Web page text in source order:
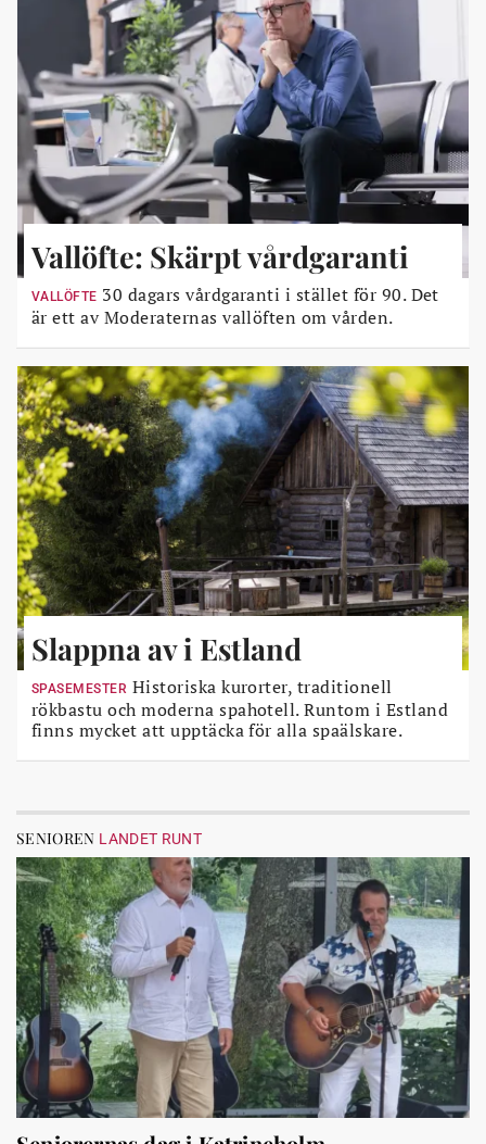
Vallöfte: Skärpt vårdgaranti
VALLÖFTE 30 dagars vårdgaranti i stället för 90. Det
är ett av Moderaternas vallöften om vården.
Slappna av i Estland
SPASEMESTER Historiska kurorter, traditionell
rökbastu och moderna spahotell. Runtom i Estland
finns mycket att upptäcka för alla spaälskare.
SENIOREN LANDET RUNT